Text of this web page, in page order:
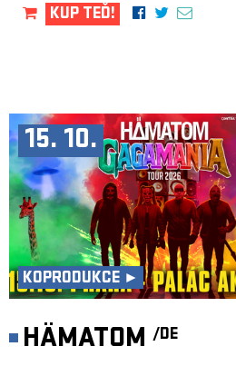
KUP TEĎ!
15. 10.
KOPRODUKCE ►
HÄMATOM /DE